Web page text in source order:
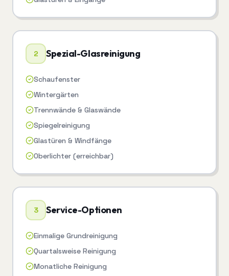
2 Spezial-Glasreinigung
Schaufenster
Wintergärten
Trennwände & Glaswände
Spiegelreinigung
Glastüren & Windfänge
Oberlichter (erreichbar)
3 Service-Optionen
Einmalige Grundreinigung
Quartalsweise Reinigung
Monatliche Reinigung